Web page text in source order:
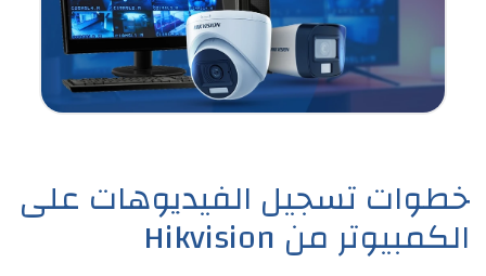
خطوات تسجيل الفيديوهات على
الكمبيوتر من Hikvision